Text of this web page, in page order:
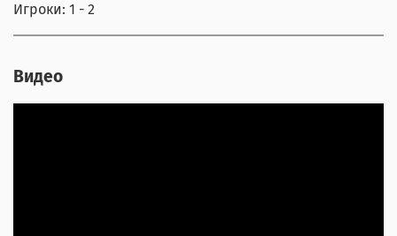
Игроки: 1 - 2
Видео